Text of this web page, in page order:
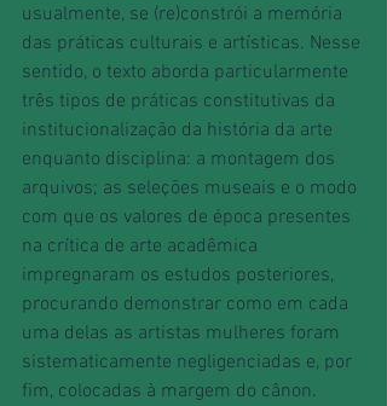
usualmente, se (re)constrói a memória
das práticas culturais e artísticas. Nesse
sentido, o texto aborda particularmente
três tipos de práticas constitutivas da
institucionalização da história da arte
enquanto disciplina: a montagem dos
arquivos; as seleções museais e o modo
com que os valores de época presentes
na crítica de arte acadêmica
impregnaram os estudos posteriores,
procurando demonstrar como em cada
uma delas as artistas mulheres foram
sistematicamente negligenciadas e, por
fim, colocadas à margem do cânon.